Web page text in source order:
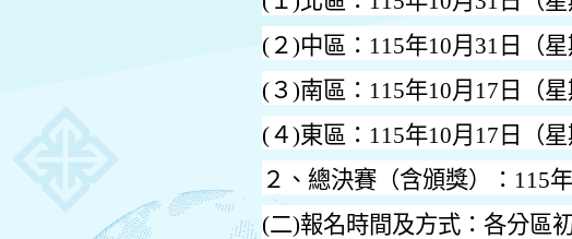
( ２)中區： 115年10月 31 日（
(３ )南區： 115年10月 17 日（
(４)東區： 115年10月 17 日（
２、總決賽（含頒獎）： 115年
(二)報名時間及方式：各分區